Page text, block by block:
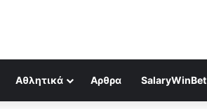
Αθλητικά Αρθρα SalaryWinBet